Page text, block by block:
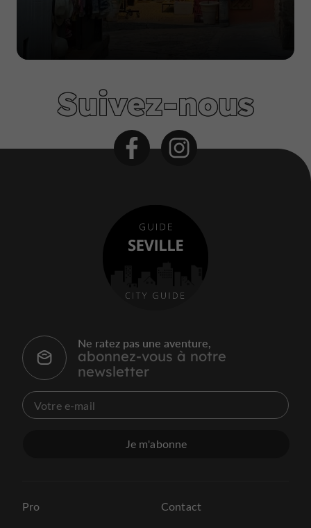
Suivez-nous
Ne ratez pas une aventure,
abonnez-vous à notre
newsletter
Je m'abonne
Pro
Contact